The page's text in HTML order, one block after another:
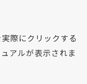
際にクリックする
アルが表示されま